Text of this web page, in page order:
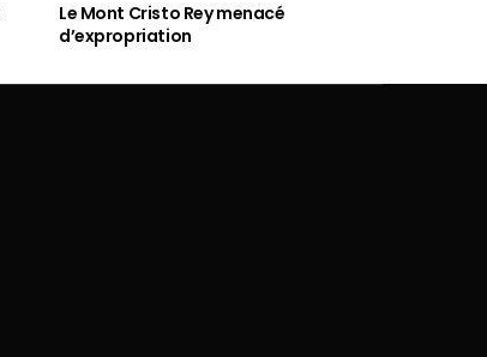
Le Mont Cristo Rey menacé
d’expropriation